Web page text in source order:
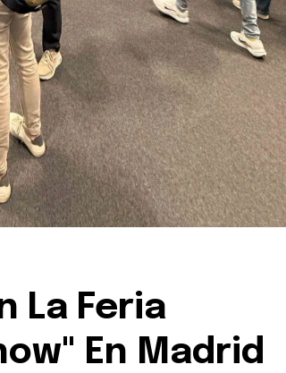
La Feria
En Madrid